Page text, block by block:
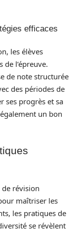
efficaces
les élèves
l’épreuve.
de note structurée
des périodes de
ses progrès et sa
un bon
révision
maîtriser les
les pratiques de
se révèlent